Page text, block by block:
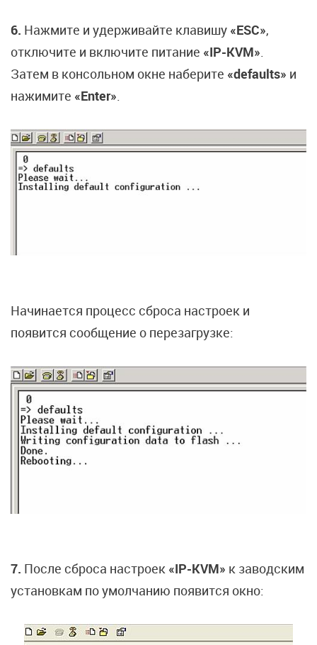
6. Нажмите и удерживайте клавишу «ESC»,
отключите и включите питание «IP-KVM»
Затем в консольном окне наберите «defaults» и
нажимите «Enter»
Начинается процесс сброса настроек и
появится сообщение о перезагрузке:
7. После сброса настроек «IP-KVM» к заводским
установкам по умолчанию появится окно: